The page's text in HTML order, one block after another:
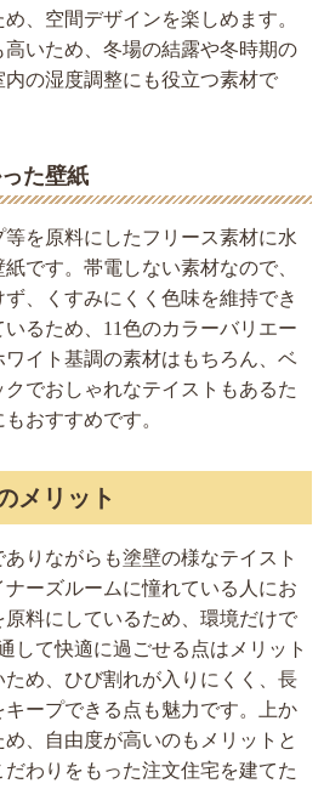
、空間デザインを楽しめます。
いため、冬場の結露や冬時期の
の湿度調整にも役立つ素材で
た壁紙
を原料にしたフリース素材に水
です。帯電しない素材なので、
、くすみにくく色味を維持でき
るため、11色のカラーバリエー
イト基調の素材はもちろん、ベ
でおしゃれなテイストもあるた
おすすめです。
メリット
りながらも塗壁の様なテイスト
ーズルームに憧れている人にお
料にしているため、環境だけで
して快適に過ごせる点はメリット
め、ひび割れが入りにくく、長
ープできる点も魅力です。上か
、自由度が高いのもメリットと
わりをもった注文住宅を建てた